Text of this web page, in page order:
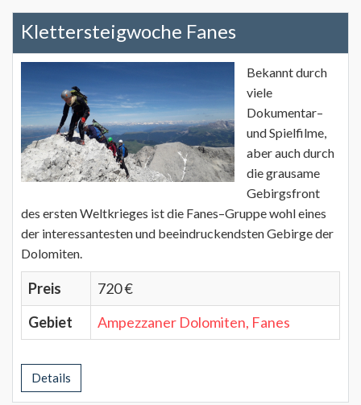
Klettersteigwoche Fanes
Bekannt durch
viele
Dokumentar–
und Spielfilme,
aber auch durch
die grausame
Gebirgsfront
des ersten Weltkrieges ist die Fanes–Gruppe wohl eines
der interessantesten und beeindruckendsten Gebirge der
Dolomiten.
Preis
720 €
Gebiet
Ampezzaner Dolomiten, Fanes
Details